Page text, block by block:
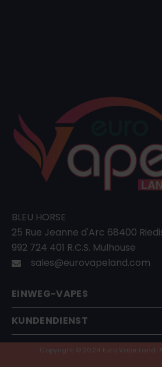
BLEU HORSE
25 Rue Jeanne d'Arc 68400
992 724 401 R.C.S. Mulhouse
sales@eurovapeland.com
EINWEG-VAPES
KUNDENDIENST
Copyright © 2024 Euro Vape Land.